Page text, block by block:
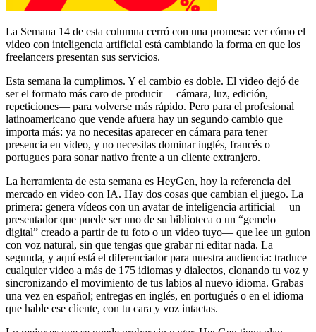
La Semana 14 de esta columna cerró con una promesa: ver cómo el
video con inteligencia artificial está cambiando la forma en que los
freelancers presentan sus servicios.
Esta semana la cumplimos. Y el cambio es doble. El video dejó de
ser el formato más caro de producir —cámara, luz, edición,
repeticiones— para volverse más rápido. Pero para el profesional
latinoamericano que vende afuera hay un segundo cambio que
importa más: ya no necesitas aparecer en cámara para tener
presencia en video, y no necesitas dominar inglés, francés o
portugues para sonar nativo frente a un cliente extranjero.
La herramienta de esta semana es HeyGen, hoy la referencia del
mercado en video con IA. Hay dos cosas que cambian el juego. La
primera: genera vídeos con un avatar de inteligencia artificial —un
presentador que puede ser uno de su biblioteca o un “gemelo
digital” creado a partir de tu foto o un video tuyo— que lee un guion
con voz natural, sin que tengas que grabar ni editar nada. La
segunda, y aquí está el diferenciador para nuestra audiencia: traduce
cualquier video a más de 175 idiomas y dialectos, clonando tu voz y
sincronizando el movimiento de tus labios al nuevo idioma. Grabas
una vez en español; entregas en inglés, en portugués o en el idioma
que hable ese cliente, con tu cara y voz intactas.